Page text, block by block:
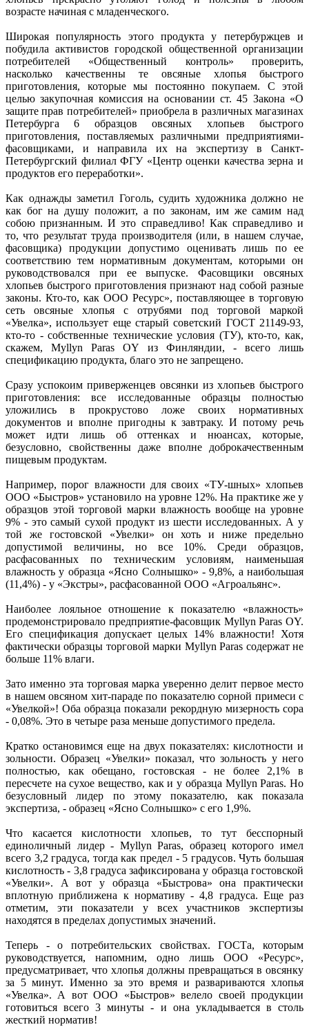
возрасте начиная с младенческого.
Широкая популярность этого продукта у петербуржцев и
побудила активистов городской общественной организации
потребителей «Общественный контроль» проверить,
насколько качественны те овсяные хлопья быстрого
приготовления, которые мы постоянно покупаем. С этой
целью закупочная комиссия на основании ст. 45 Закона «О
защите прав потребителей» приобрела в различных магазинах
Петербурга 6 образцов овсяных хлопьев быстрого
приготовления, поставляемых различными предприятиями-
фасовщиками, и направила их на экспертизу в Санкт-
Петербургский филиал ФГУ «Центр оценки качества зерна и
продуктов его переработки».
Как однажды заметил Гоголь, судить художника должно не
как бог на душу положит, а по законам, им же самим над
собою признанным. И это справедливо! Как справедливо и
то, что результат труда производителя (или, в нашем случае,
фасовщика) продукции допустимо оценивать лишь по ее
соответствию тем нормативным документам, которыми он
руководствовался при ее выпуске. Фасовщики овсяных
хлопьев быстрого приготовления признают над собой разные
законы. Кто-то, как ООО Ресурс», поставляющее в торговую
сеть овсяные хлопья с отрубями под торговой маркой
«Увелка», использует еще старый советский ГОСТ 21149-93,
кто-то - собственные технические условия (ТУ), кто-то, как,
скажем, Myllyn Paras OY из Финляндии, - всего лишь
спецификацию продукта, благо это не запрещено.
Сразу успокоим приверженцев овсянки из хлопьев быстрого
приготовления: все исследованные образцы полностью
уложились в прокрустово ложе своих нормативных
документов и вполне пригодны к завтраку. И потому речь
может идти лишь об оттенках и нюансах, которые,
безусловно, свойственны даже вполне доброкачественным
пищевым продуктам.
Например, порог влажности для своих «ТУ-шных» хлопьев
ООО «Быстров» установило на уровне 12%. На практике же у
образцов этой торговой марки влажность вообще на уровне
9% - это самый сухой продукт из шести исследованных. А у
той же гостовской «Увелки» он хоть и ниже предельно
допустимой величины, но все 10%. Среди образцов,
расфасованных по техническим условиям, наименьшая
влажность у образца «Ясно Солнышко» - 9,8%, а наибольшая
(11,4%) - у «Экстры», расфасованной ООО «Агроальянс».
Наиболее лояльное отношение к показателю «влажность»
продемонстрировало предприятие-фасовщик Myllyn Paras OY.
Его спецификация допускает целых 14% влажности! Хотя
фактически образцы торговой марки Myllyn Paras содержат не
больше 11% влаги.
Зато именно эта торговая марка уверенно делит первое место
в нашем овсяном хит-параде по показателю сорной примеси с
«Увелкой»! Оба образца показали рекордную мизерность сора
- 0,08%. Это в четыре раза меньше допустимого предела.
Кратко остановимся еще на двух показателях: кислотности и
зольности. Образец «Увелки» показал, что зольность у него
полностью, как обещано, гостовская - не более 2,1% в
пересчете на сухое вещество, как и у образца Myllyn Paras. Но
безусловный лидер по этому показателю, как показала
экспертиза, - образец «Ясно Солнышко» с его 1,9%.
Что касается кислотности хлопьев, то тут бесспорный
единоличный лидер - Myllyn Paras, образец которого имел
всего 3,2 градуса, тогда как предел - 5 градусов. Чуть большая
кислотность - 3,8 градуса зафиксирована у образца гостовской
«Увелки». А вот у образца «Быстрова» она практически
вплотную приближена к нормативу - 4,8 градуса. Еще раз
отметим, эти показатели у всех участников экспертизы
находятся в пределах допустимых значений.
Теперь - о потребительских свойствах. ГОСТа, которым
руководствуется, напомним, одно лишь ООО «Ресурс»,
предусматривает, что хлопья должны превращаться в овсянку
за 5 минут. Именно за это время и развариваются хлопья
«Увелка». А вот ООО «Быстров» велело своей продукции
готовиться всего 3 минуты - и она укладывается в столь
жесткий норматив!